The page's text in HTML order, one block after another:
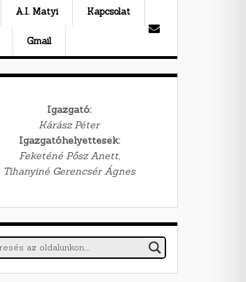
A.I. Matyi Kapcsolat
Gmail
Igazgató:
Kárász Péter
Igazgatóhelyettesek:
Feketéné Pősz Anett,
Tihanyiné Gerencsér Ágnes